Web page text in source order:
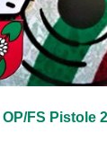
FS Pistole